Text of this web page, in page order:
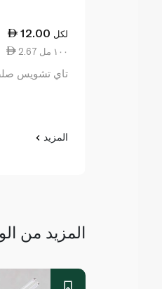
12.00 لكل
2.67 ١٠٠ مل
تاي تشويس صلصة
المزيد
المزيد من